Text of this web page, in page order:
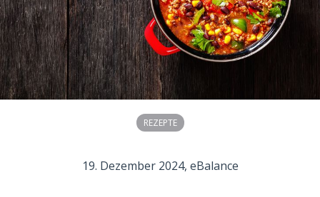
REZEPTE
19. Dezember 2024, eBalance